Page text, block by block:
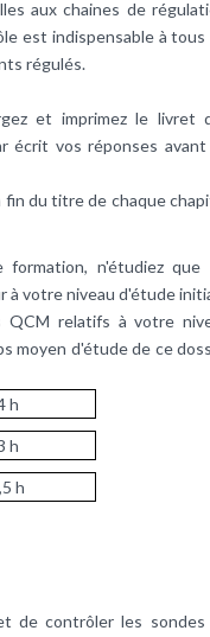
aux chaines de
est indispensable à tous
régulés.
et imprimez le livret
écrit vos réponses
fin du titre de chaque
n'étudiez que
à votre niveau d'étude
relatifs à votre
moyen d'étude de ce
h
h
h
de contrôler les sondes